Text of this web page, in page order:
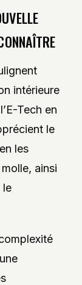
intérieure
Tech en
le
les
ainsi
le